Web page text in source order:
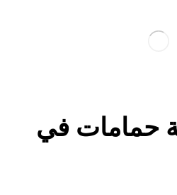
حمامات في